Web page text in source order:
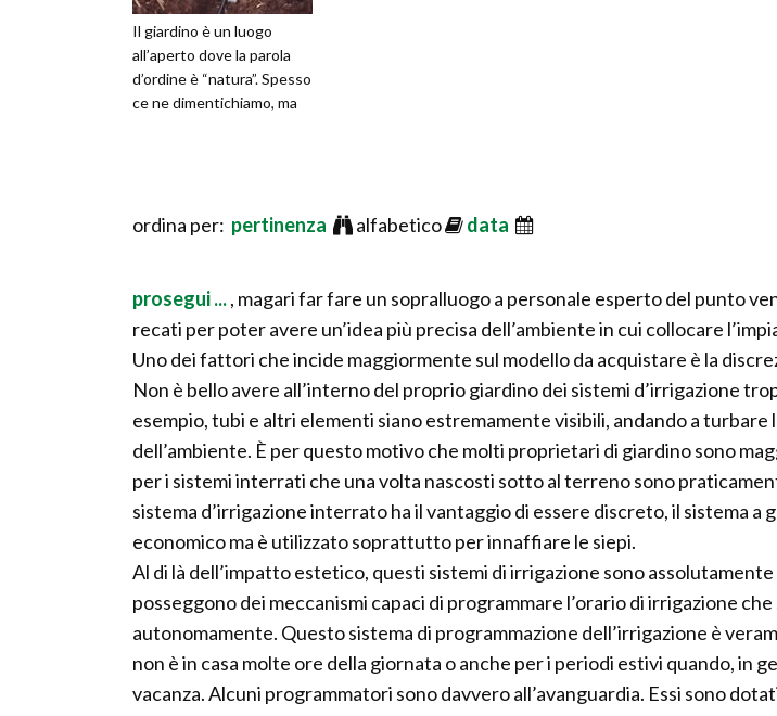
Il giardino è un luogo
all’aperto dove la parola
d’ordine è “natura”. Spesso
ce ne dimentichiamo, ma
ordina per: pertinenza alfabetico data
prosegui ..., magari far fare un sopralluogo a personale esperto del punto
recati per poter avere un’idea più precisa dell’ambiente in cui collocare
Uno dei fattori che incide maggiormente sul modello da acquistare è la
Non è bello avere all’interno del proprio giardino dei sistemi d’irrigazione
esempio, tubi e altri elementi siano estremamente visibili, andando a turbare
dell’ambiente. È per questo motivo che molti proprietari di giardino sono
per i sistemi interrati che una volta nascosti sotto al terreno sono
sistema d’irrigazione interrato ha il vantaggio di essere discreto, il sistema a
economico ma è utilizzato soprattutto per innaffiare le siepi.
Al di là dell’impatto estetico, questi sistemi di irrigazione sono
posseggono dei meccanismi capaci di programmare l’orario di irrigazione che
autonomamente. Questo sistema di programmazione dell’irrigazione è
non è in casa molte ore della giornata o anche per i periodi estivi quando, in
vacanza. Alcuni programmatori sono davvero all’avanguardia. Essi sono